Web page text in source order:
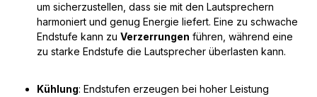
um sicherzustellen, dass sie mit den Lautsprechern
harmoniert und genug Energie liefert. Eine zu schwache
Endstufe kann zu Verzerrungen führen, während eine
zu starke Endstufe die Lautsprecher überlasten kann.
Kühlung: Endstufen erzeugen bei hoher Leistung